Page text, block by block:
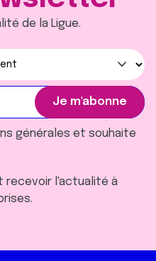
de la Ligue.
générales et souhaite
recevoir l'actualité à